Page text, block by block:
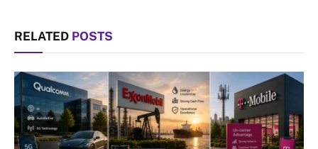
RELATED POSTS